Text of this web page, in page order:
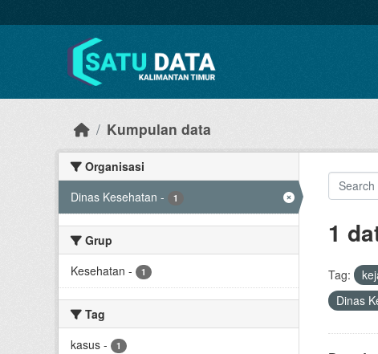
Kumpulan data
Organisasi
Dinas Kesehatan - 1
Grup
Kesehatan - 1
Tag
kasus - 1
1
Tag:
Dinas